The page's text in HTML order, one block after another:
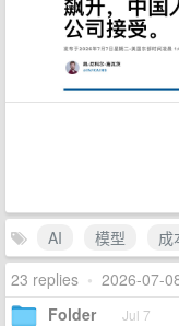
AI 模型
成
23 replies • 2026-07-
Folder Jul 7